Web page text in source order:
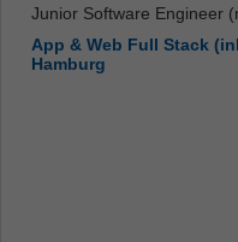
Junior Software Engineer
App & Web Full Stack
Hamburg